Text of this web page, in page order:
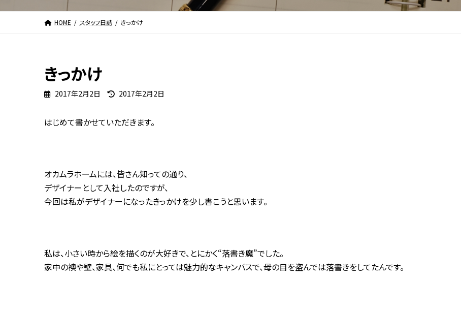
HOME スタッフ日誌 きっかけ
きっかけ
2017年2月2日
最
新
2017年2月2日
はじめて書かせていただきます。
オカムラホームには、皆さん知っての通り、
デザイナーとして入社したのですが、
今回は私がデザイナーになったきっかけを少し書こうと思います。
私は、小さい時から絵を描くのが大好きで、とにかく“落書き魔”でした。
家中の襖や壁、家具、何でも私にとっては魅力的なキャンバスで、母の目を盗んでは落書きをしてたんです。